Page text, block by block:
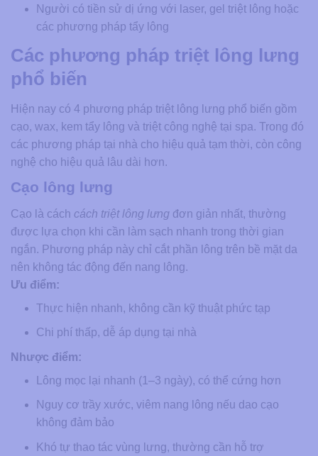
Người có tiền sử dị ứng với laser, gel triệt lông hoặc
các phương pháp tẩy lông
Các phương pháp triệt lông lưng
phổ biến
Hiện nay có 4 phương pháp triệt lông lưng phổ biến gồm
cạo, wax, kem tẩy lông và triệt công nghệ tại spa. Trong đó
các phương pháp tại nhà cho hiệu quả tạm thời, còn công
nghệ cho hiệu quả lâu dài hơn.
Cạo lông lưng
Cạo là cách cách triệt lông lưng đơn giản nhất, thường
được lựa chọn khi cần làm sạch nhanh trong thời gian
ngắn. Phương pháp này chỉ cắt phần lông trên bề mặt da
nên không tác động đến nang lông.
Ưu điểm:
Thực hiện nhanh, không cần kỹ thuật phức tạp
Chi phí thấp, dễ áp dụng tại nhà
Nhược điểm:
Lông mọc lại nhanh (1–3 ngày), có thể cứng hơn
Nguy cơ trầy xước, viêm nang lông nếu dao cạo
không đảm bảo
Khó tự thao tác vùng lưng, thường cần hỗ trợ